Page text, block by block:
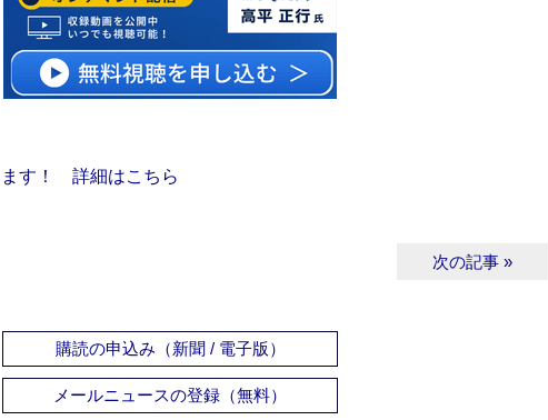
ます！ 詳細はこちら
次の記事 »
購読の申込み（新聞 / 電子版）
メールニュースの登録（無料）